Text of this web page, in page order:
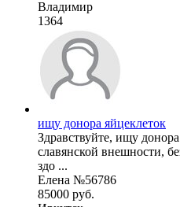
Владимир
1364
ищу донора яйцеклеток
Здравствуйте, ищу
славянской внешности,
здо ...
Елена №56786
85000 руб.